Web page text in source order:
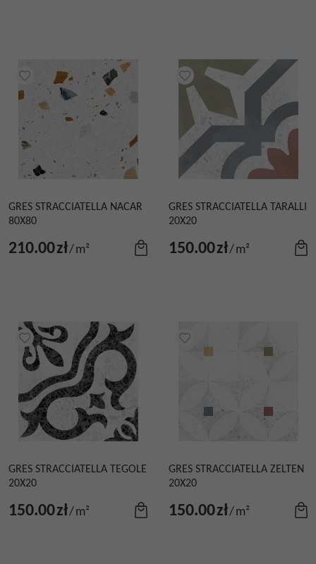
GRES STRACCIATELLA NACAR
80X80
210.00zł/m²
GRES STRACCIATELLA TARALLI
20X20
150.00zł/m²
GRES STRACCIATELLA TEGOLE
20X20
150.00zł/m²
GRES STRACCIATELLA ZELTEN
20X20
150.00zł/m²